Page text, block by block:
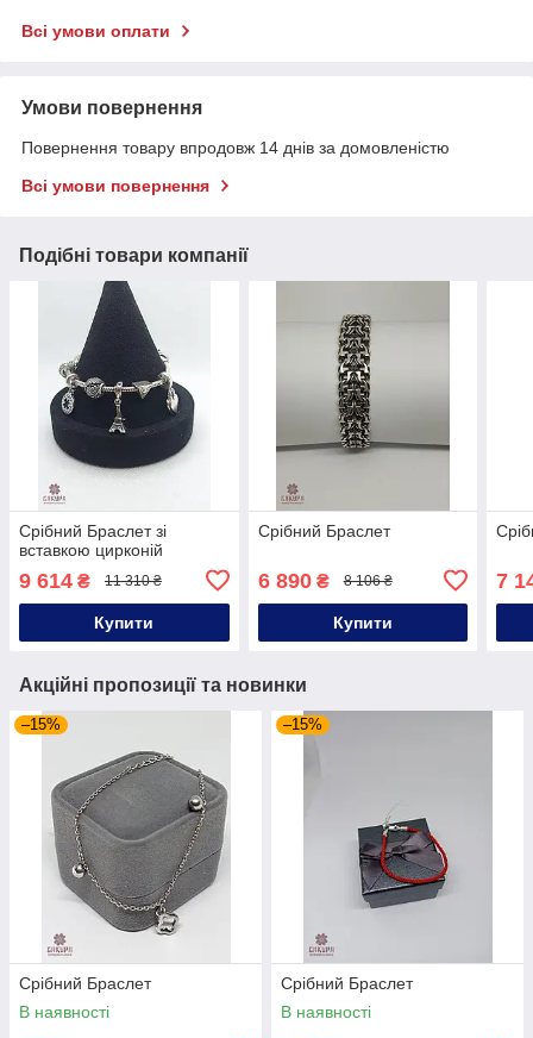
Всі умови оплати
Умови повернення
Повернення товару впродовж 14 днів за домовленістю
Всі умови повернення
Подібні товари компанії
Срібний Браслет зі
вставкою цирконій
9 614 ₴ 11 310 ₴
Купити
Срібний Браслет
6 890₴ 8 106 ₴
Купити
7
Акційні пропозиції та новинки
–15%
Срібний Браслет
В наявності
–15%
Срібний Браслет
В наявності